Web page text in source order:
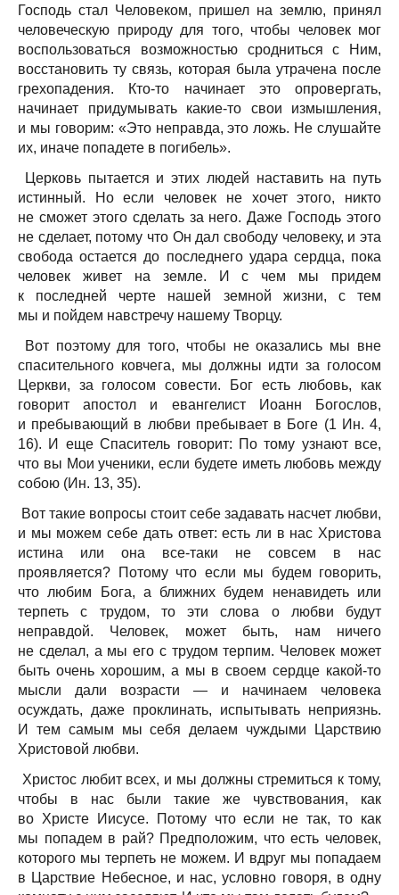
Господь стал Человеком, пришел на землю, принял
человеческую природу для того, чтобы человек мог
воспользоваться возможностью сродниться с Ним,
восстановить ту связь, которая была утрачена после
грехопадения. Кто-то начинает это опровергать,
начинает придумывать какие-то свои измышления,
и мы говорим: «Это неправда, это ложь. Не слушайте
их, иначе попадете в погибель».
Церковь пытается и этих людей наставить на путь
истинный. Но если человек не хочет этого, никто
не сможет этого сделать за него. Даже Господь этого
не сделает, потому что Он дал свободу человеку, и эта
свобода остается до последнего удара сердца, пока
человек живет на земле. И с чем мы придем
к последней черте нашей земной жизни, с тем
мы и пойдем навстречу нашему Творцу.
Вот поэтому для того, чтобы не оказались мы вне
спасительного ковчега, мы должны идти за голосом
Церкви, за голосом совести. Бог есть любовь, как
говорит апостол и евангелист Иоанн Богослов,
и пребывающий в любви пребывает в Боге (1 Ин. 4,
16). И еще Спаситель говорит: По тому узнают все,
что вы Мои ученики, если будете иметь любовь между
собою (Ин. 13, 35).
Вот такие вопросы стоит себе задавать насчет любви,
и мы можем себе дать ответ: есть ли в нас Христова
истина или она все-таки не совсем в нас
проявляется? Потому что если мы будем говорить,
что любим Бога, а ближних будем ненавидеть или
терпеть с трудом, то эти слова о любви будут
неправдой. Человек, может быть, нам ничего
не сделал, а мы его с трудом терпим. Человек может
быть очень хорошим, а мы в своем сердце какой-то
мысли дали возрасти — и начинаем человека
осуждать, даже проклинать, испытывать неприязнь.
И тем самым мы себя делаем чуждыми Царствию
Христовой любви.
Христос любит всех, и мы должны стремиться к тому,
чтобы в нас были такие же чувствования, как
во Христе Иисусе. Потому что если не так, то как
мы попадем в рай? Предположим, что есть человек,
которого мы терпеть не можем. И вдруг мы попадаем
в Царствие Небесное, и нас, условно говоря, в одну